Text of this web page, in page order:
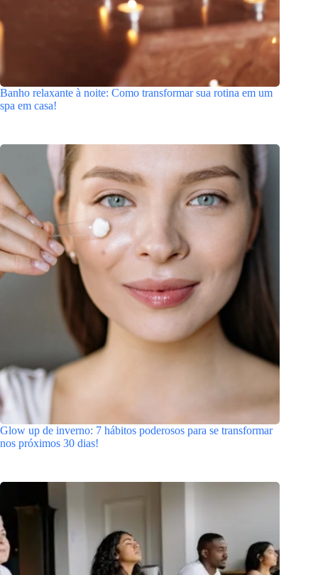
Banho relaxante à noite: Como transformar sua rotina em um
spa em casa!
Glow up de inverno: 7 hábitos poderosos para se transformar
nos próximos 30 dias!